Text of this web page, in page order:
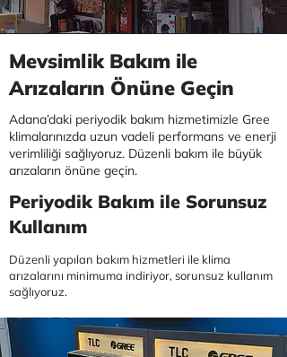
Mevsimlik Bakım ile
Arızaların Önüne Geçin
Adana’daki periyodik bakım hizmetimizle Gree
klimalarınızda uzun vadeli performans ve enerji
verimliliği sağlıyoruz. Düzenli bakım ile büyük
arızaların önüne geçin.
Periyodik Bakım ile Sorunsuz
Kullanım
Düzenli yapılan bakım hizmetleri ile klima
arızalarını minimuma indiriyor, sorunsuz kullanım
sağlıyoruz.